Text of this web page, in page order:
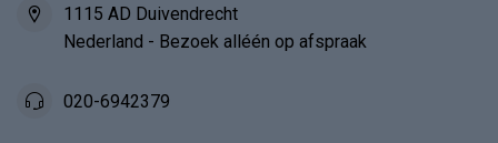
1115 AD Duivendrecht
Nederland - Bezoek alléén op afspraak
020-6942379